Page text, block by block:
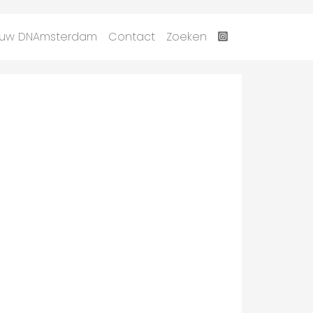
DNAmsterdam Contact Zoeken